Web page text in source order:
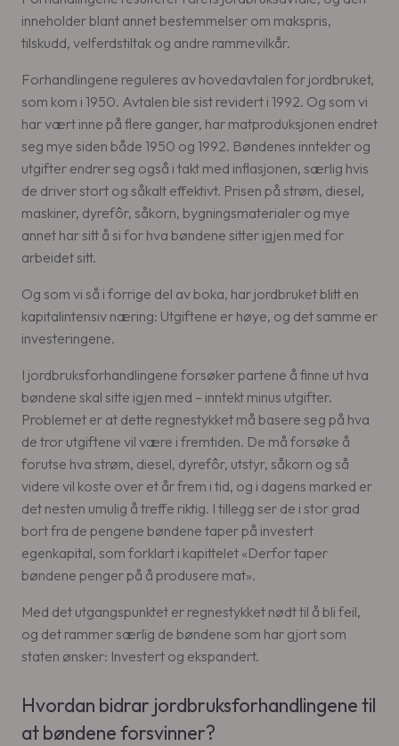
inneholder blant annet bestemmelser om makspris,
tilskudd, velferdstiltak og andre rammevilkår.
Forhandlingene reguleres av hovedavtalen for jordbruket,
som kom i 1950. Avtalen ble sist revidert i 1992. Og som vi
har vært inne på flere ganger, har matproduksjonen endret
seg mye siden både 1950 og 1992. Bøndenes inntekter og
utgifter endrer seg også i takt med inflasjonen, særlig hvis
de driver stort og såkalt effektivt. Prisen på strøm, diesel,
maskiner, dyrefôr, såkorn, bygningsmaterialer og mye
annet har sitt å si for hva bøndene sitter igjen med for
arbeidet sitt.
Og som vi så i forrige del av boka, har jordbruket blitt en
kapitalintensiv næring: Utgiftene er høye, og det samme er
investeringene.
I jordbruksforhandlingene forsøker partene å finne ut hva
bøndene skal sitte igjen med – inntekt minus utgifter.
Problemet er at dette regnestykket må basere seg på hva
de tror utgiftene vil være i fremtiden. De må forsøke å
forutse hva strøm, diesel, dyrefôr, utstyr, såkorn og så
videre vil koste over et år frem i tid, og i dagens marked er
det nesten umulig å treffe riktig. I tillegg ser de i stor grad
bort fra de pengene bøndene taper på investert
egenkapital, som forklart i kapittelet «Derfor taper
bøndene penger på å produsere mat».
Med det utgangspunktet er regnestykket nødt til å bli feil,
og det rammer særlig de bøndene som har gjort som
staten ønsker: Investert og ekspandert.
Hvordan bidrar jordbruksforhandlingene til
at bøndene forsvinner?